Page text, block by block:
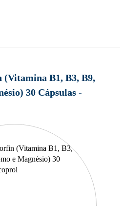
(Vitamina B1, B3, B9,
30 Cápsulas -